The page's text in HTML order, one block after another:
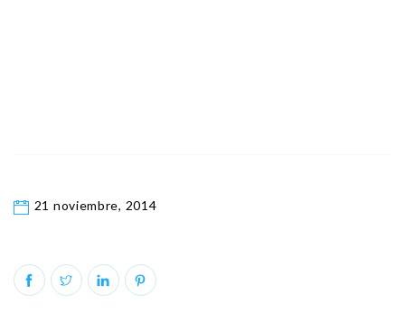
21 noviembre, 2014